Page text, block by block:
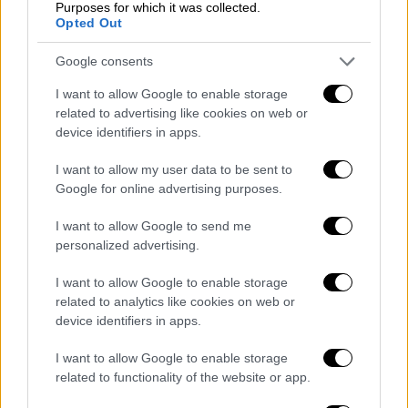
Purposes for which it was collected.
Opted Out
Google consents
I want to allow Google to enable storage
related to advertising like cookies on web or
device identifiers in apps.
I want to allow my user data to be sent to
Google for online advertising purposes.
I want to allow Google to send me
personalized advertising.
I want to allow Google to enable storage
related to analytics like cookies on web or
device identifiers in apps.
I want to allow Google to enable storage
related to functionality of the website or app.
αλλά γιατί; Γιατί ήμουν έξω, πάρκαρα το
αυτοκίνητο κάπου στη Χαμοστέρνας και
βγήκα έξω ενώ πήγαινα σε μασκέ πάρτι και
στο ορκίζομαι πως ήμουν ντυμένος
Μιμή
Ντενίση! Στο λέω αλήθεια».
«Δεν ξέρω αν με αποδέχτηκε ο